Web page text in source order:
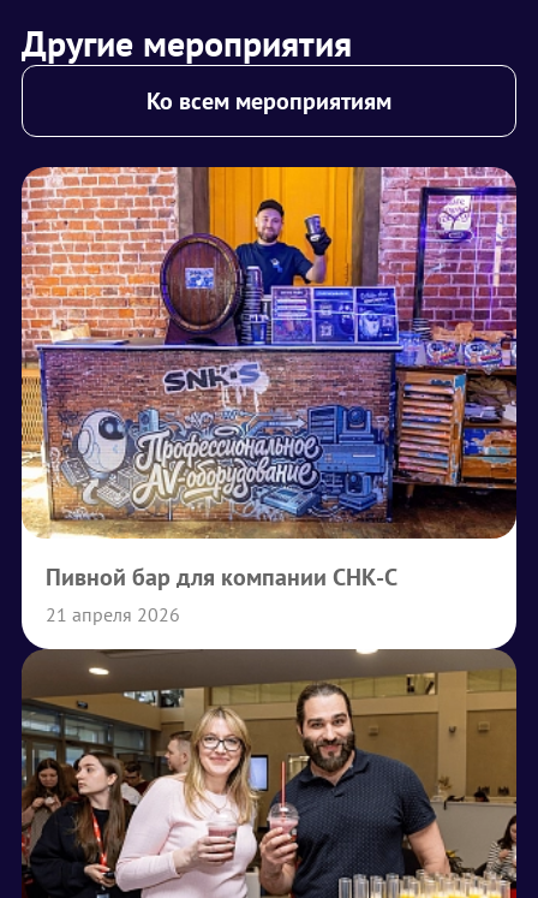
Другие мероприятия
Ко всем мероприятиям
Пивной бар для компании СНК-С
21 апреля 2026